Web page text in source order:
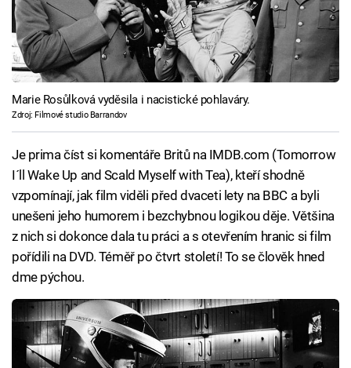
Marie Rosůlková vyděsila i nacistické pohlaváry.
Zdroj: Filmové studio Barrandov
Je prima číst si komentáře Britů na IMDB.com (Tomorrow
I´ll Wake Up and Scald Myself with Tea), kteří shodně
vzpomínají, jak film viděli před dvaceti lety na BBC a byli
unešeni jeho humorem i bezchybnou logikou děje. Většina
z nich si dokonce dala tu práci a s otevřením hranic si film
pořídili na DVD. Téměř po čtvrt století! To se člověk hned
dme pýchou.